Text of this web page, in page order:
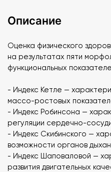
Описание
Оценка физического
на результатах пяти
функциональных
- Индекс Кетле —
массо-ростовых
- Индекс Робинсона —
регуляции сердечно-
- Индекс Скибинского —
возможности органов
- Индекс Шаповаловой —
развития двигательных